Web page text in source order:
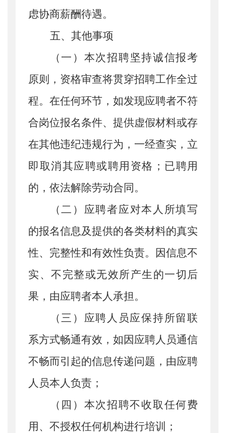
虑协商薪酬待遇。
五、其他事项
（ 一 ） 本次招聘坚持诚信报考
原则，资格审查将贯穿招聘工作全过
程。在任何环节，如发现应聘者不符
合岗位报名条件、提供虚假材料或存
在其他违纪违规行为，一经查实，立
即取消其应聘或聘用资格；已聘用
的，依法解除劳动合同。
（二 ） 应聘者应对本人所填写
的报名信息及提供的各类材料的真实
性、完整性和有效性负责。因信息不
实、不完整或无效所产生的一切后
果，由应聘者本人承担。
（三 ）应聘人员应保持所留联
系方式畅通有效，如因应聘人员通信
不畅而引起的信息传递问题，由应聘
人员本人负责；
（ 四 ）本次招聘不收取任何费
用、不授权任何机构进行培训
；